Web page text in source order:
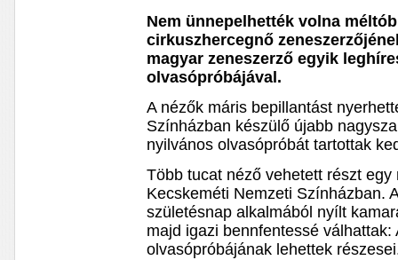
Nem ünnepelhették volna
cirkuszhercegnő
magyar zeneszerző egyik
olvasópróbájával.
A nézők máris bepillantást
Színházban készülő újabb
nyilvános olvasópróbát tartottak
Több tucat néző vehetett részt
Kecskeméti Nemzeti Színházban.
születésnap alkalmából nyílt
majd igazi bennfentessé válhattak:
olvasópróbájának lehettek